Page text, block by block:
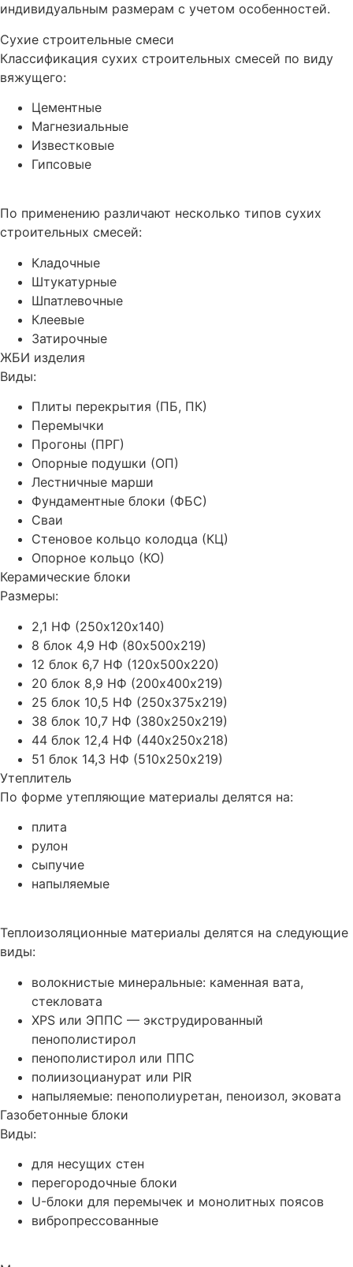
индивидуальным размерам с учетом особенностей.
Сухие строительные смеси
Классификация сухих строительных смесей по виду
вяжущего:
Цементные
Магнезиальные
Известковые
Гипсовые
По применению различают несколько типов сухих
строительных смесей:
Кладочные
Штукатурные
Шпатлевочные
Клеевые
Затирочные
ЖБИ изделия
Виды:
Плиты перекрытия (ПБ, ПК)
Перемычки
Прогоны (ПРГ)
Опорные подушки (ОП)
Лестничные марши
Фундаментные блоки (ФБС)
Сваи
Стеновое кольцо колодца (КЦ)
Опорное кольцо (КО)
Керамические блоки
Размеры:
2,1 НФ (250х120х140)
8 блок 4,9 НФ (80х500х219)
12 блок 6,7 НФ (120х500х220)
20 блок 8,9 НФ (200х400х219)
25 блок 10,5 НФ (250х375х219)
38 блок 10,7 НФ (380х250х219)
44 блок 12,4 НФ (440х250х218)
51 блок 14,3 НФ (510х250х219)
Утеплитель
По форме утепляющие материалы делятся на:
плита
рулон
сыпучие
напыляемые
Теплоизоляционные материалы делятся на следующие
виды:
волокнистые минеральные: каменная вата,
стекловата
XPS или ЭППС — экструдированный
пенополистирол
пенополистирол или ППС
полиизоцианурат или PIR
напыляемые: пенополиуретан, пеноизол, эковата
Газобетонные блоки
Виды:
для несущих стен
перегородочные блоки
U-блоки для перемычек и монолитных поясов
вибропрессованные